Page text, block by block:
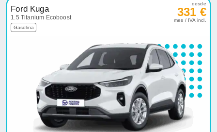
Ford Kuga
1.5 Titanium Ecoboost
Gasolina
desde
331 €
mes / IVA incl.